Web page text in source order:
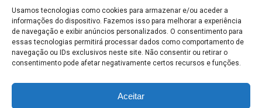
Usamos tecnologias como cookies para armazenar e/ou aceder a
informações do dispositivo. Fazemos isso para melhorar a experiência
de navegação e exibir anúncios personalizados. O consentimento para
essas tecnologias permitirá processar dados como comportamento de
navegação ou IDs exclusivos neste site. Não consentir ou retirar o
consentimento pode afetar negativamente certos recursos e funções.
Aceitar
manutenção da condição física
Aptidão Física e Saúde